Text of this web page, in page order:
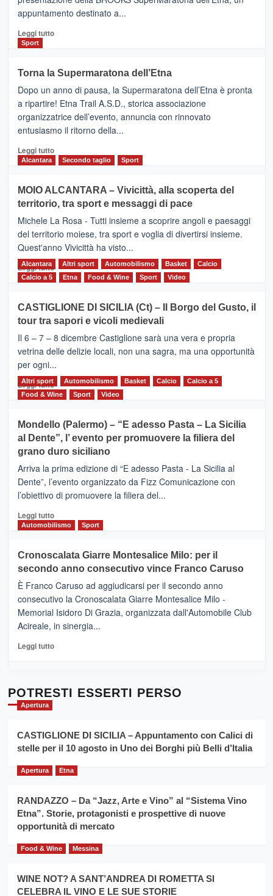
collegamenti
appuntamento destinato a...
Leggi tuttoLeggi
BROOKS
SuperMaratona
dell’Etna,
presentata
l’edizione
2026
Sport
Torna la Supermaratona dell’Etna
Dopo un anno di pausa, la Supermaratona dell’Etna è pronta
a ripartire! Etna Trail A.S.D., storica associazione
organizzatrice dell’evento, annuncia con rinnovato
entusiasmo il ritorno della...
Leggi tuttoLeggi
Torna
la
Supermaratona
dell’Etna
Alcantara Secondo taglio Sport
MOIO ALCANTARA – Vivicittà, alla scoperta del
territorio, tra sport e messaggi di pace
Michele La Rosa - Tutti insieme a scoprire angoli e paesaggi
del territorio moiese, tra sport e voglia di divertirsi insieme.
Quest'anno Vivicittà ha visto...
Leggi tutto Leggi
MOIO
ALCANTARA
–
Vivicittà,
alla
scoperta
del
territorio,
e
messaggi
di
Alcantara Altri sport Automobilismo Basket
Calcio
Calcio a 5
Etna Food & Wine Sport Video
CASTIGLIONE DI SICILIA (Ct) – Il Borgo del Gusto, il
tour tra sapori e vicoli medievali
Il 6 – 7 – 8 dicembre Castiglione sarà una vera e propria
vetrina delle delizie locali, non una sagra, ma una opportunità
per ogni...
Leggi tuttoLeggi
di
CASTIGLIONE
DI
SICILIA
(Ct)
–
Il
Borgo
Gusto,
il
tra
sapori
vicoli
medievali
Altri sport Automobilismo Basket Calcio
Calcio a 5
Food & Wine
Sport Video
Mondello (Palermo) – “E adesso Pasta – La Sicilia
al Dente”, l’ evento per promuovere la filiera del
grano duro siciliano
Arriva la prima edizione di “E adesso Pasta - La Sicilia al
Dente”, l’evento organizzato da Fizz Comunicazione con
l’obiettivo di promuovere la filiera del...
Leggi tuttoLeggi
di
Mondello
(Palermo)
–
“E
adesso
Pasta
–
Sicilia
l’
evento
la
filiera
grano
Automobilismo Sport
Cronoscalata Giarre Montesalice Milo: per il
secondo anno consecutivo vince Franco Caruso
È Franco Caruso ad aggiudicarsi per il secondo anno
consecutivo la Cronoscalata Giarre Montesalice Milo -
Memorial Isidoro Di Grazia, organizzata dall'Automobile Club
Acireale, in sinergia...
Leggi tuttoLeggi
Cronoscalata
per
il
anno
Franco
Caruso
POTRESTI ESSERTI PERSO
Apertura
CASTIGLIONE DI SICILIA – Appuntamento con Calici di
stelle per il 10 agosto in Uno dei Borghi più Belli d’Italia
Apertura Etna
RANDAZZO – Da “Jazz, Arte e Vino” al “Sistema Vino
Etna”. Storie, protagonisti e prospettive di nuove
opportunità di mercato
Food & Wine Messina
WINE NOT? A SANT’ANDREA DI ROMETTA SI
CELEBRA IL VINO E LE SUE STORIE